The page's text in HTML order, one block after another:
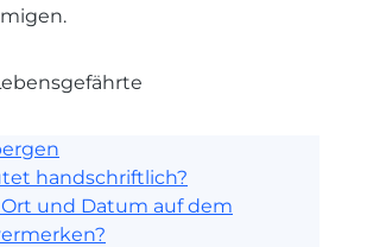
handschriftlich?
und Datum auf dem